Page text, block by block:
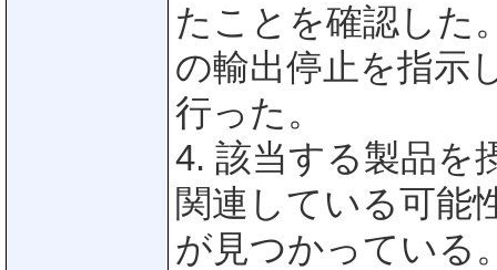
たことを確認した
の輸出停止を指示
行った。
4. 該当する製品を
関連している可能
が見つかっている